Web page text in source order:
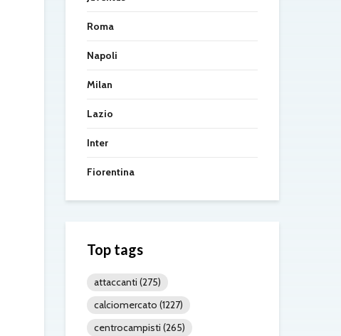
Roma
Napoli
Milan
Lazio
Inter
Fiorentina
Top tags
attaccanti (275)
calciomercato (1227)
centrocampisti (265)